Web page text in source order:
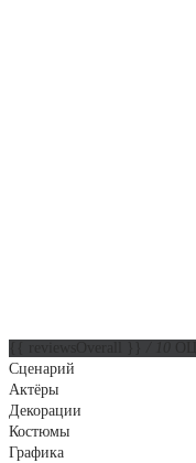
Сценарий
Актёры
Декорации
Костюмы
Графика